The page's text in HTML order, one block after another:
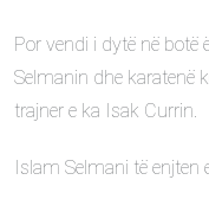
Por vendi i dytë në
Selmanin dhe karatenë
trajner e ka Isak Currin.
Islam Selmani të enjten